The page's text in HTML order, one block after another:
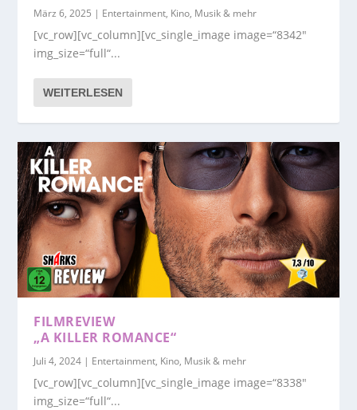
März 6, 2025 | Entertainment, Kino, Musik & mehr
[vc_row][vc_column][vc_single_image image=“8342″
img_size=“full“...
WEITERLESEN
FILMREVIEW
„A KILLER ROMANCE“
Juli 4, 2024 | Entertainment, Kino, Musik & mehr
[vc_row][vc_column][vc_single_image image=“8338″
img_size=“full“...